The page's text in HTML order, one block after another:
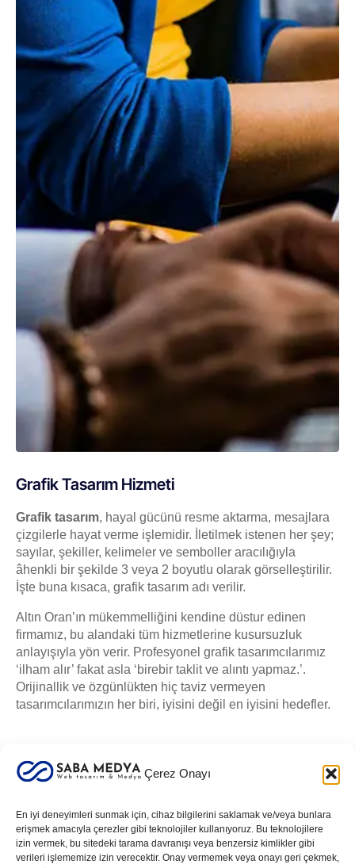
Çerez Onayı
En iyi deneyimleri sunmak için, cihaz bilgilerini saklamak ve/veya bunlara
erişmek amacıyla çerezler gibi teknolojiler kullanıyoruz. Bu teknolojilere
izin vermek, bu sitedeki tarama davranışı veya benzersiz kimlikler gibi
verileri işlememize izin verecektir. Onay vermemek veya onayı geri çekmek,
Grafik Tasarım Hizmeti
Grafik tasarım, hayal gücünü resme aktarma, mesajlara
çizgilerle hayat verme işlemidir. İletilmek istenen her şey;
sayılar, şekiller, kelimeler ve semboller aracılığıyla
âhenkli bir şekilde 3 veya 2 boyutlu olarak görselleştirilir.
İşte buna kısaca, grafik tasarım adı verilir.
Altın Oran’ın mükemmelliğini kendine düstur edinen
firmamız, bu alandaki tüm hizmetlerine kusursuzluk
anlayışıyla yön verir. Profesyonel grafik tasarımcılarımız
‘ilham alır’ fakat asla ‘birebir taklit ve alıntı yapmaz.’.
Orijinallik ve özgünlükten hiç taviz vermeyen
tasarımcılarımızın her biri, iyisini değil en iyisini hedefler.
Logo
Sosyal Medya Görselleri